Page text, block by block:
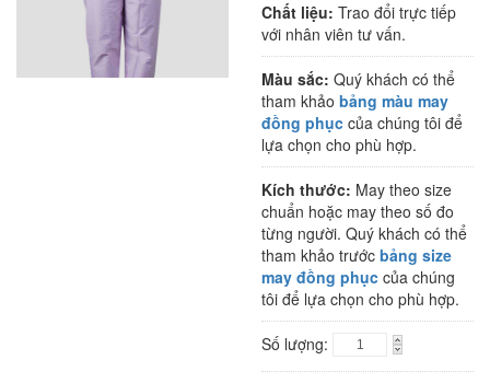
Chất liệu: Trao đổi trực tiếp
với nhân viên tư vấn.
Màu sắc: Quý khách có thể
tham khảo bảng màu may
đồng phục của chúng tôi để
lựa chọn cho phù hợp.
Kích thước: May theo size
chuẩn hoặc may theo số đo
từng người. Quý khách có thể
tham khảo trước bảng size
may đồng phục của chúng
tôi để lựa chọn cho phù hợp.
Số lượng: